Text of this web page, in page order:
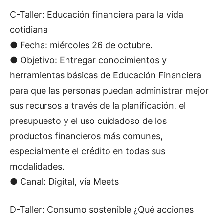
C-Taller: Educación financiera para la vida
cotidiana
● Fecha: miércoles 26 de octubre.
● Objetivo: Entregar conocimientos y
herramientas básicas de Educación Financiera
para que las personas puedan administrar mejor
sus recursos a través de la planificación, el
presupuesto y el uso cuidadoso de los
productos financieros más comunes,
especialmente el crédito en todas sus
modalidades.
● Canal: Digital, vía Meets
D-Taller: Consumo sostenible ¿Qué acciones